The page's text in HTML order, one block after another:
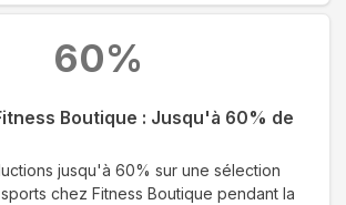
Boutique : Jusqu'à 60% de
jusqu'à 60% sur une sélection
chez Fitness Boutique pendant la
60%